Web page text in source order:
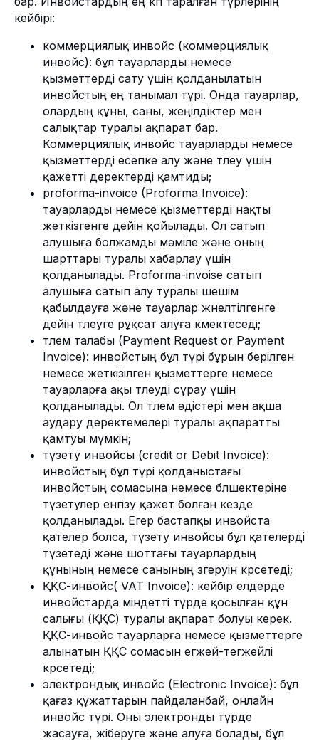
кейбірі:
коммерциялық инвойс (коммерциялық
инвойс): бұл тауарларды немесе
қызметтерді сату үшін қолданылатын
инвойстың ең танымал түрі. Онда тауарлар,
олардың құны, саны, жеңілдіктер мен
салықтар туралы ақпарат бар.
Коммерциялық инвойс тауарларды немесе
қызметтерді есепке алу және төлеу үшін
қажетті деректерді қамтиды;
proforma-invoice (Proforma Invoice):
тауарларды немесе қызметтерді нақты
жеткізгенге дейін қойылады. Ол сатып
алушыға болжамды мәміле және оның
шарттары туралы хабарлау үшін
қолданылады. Proforma-invoise сатып
алушыға сатып алу туралы шешім
қабылдауға және тауарлар жөнелтілгенге
дейін төлеуге рұқсат алуға көмектеседі;
төлем талабы (Payment Request or Payment
Invoice): инвойстың бұл түрі бұрын берілген
немесе жеткізілген қызметтерге немесе
тауарларға ақы төлеуді сұрау үшін
қолданылады. Ол төлем әдістері мен ақша
аудару деректемелері туралы ақпаратты
қамтуы мүмкін;
түзету инвойсы (credit or Debit Invoice):
инвойстың бұл түрі қолданыстағы
инвойстың сомасына немесе бөлшектеріне
түзетулер енгізу қажет болған кезде
қолданылады. Егер бастапқы инвойста
қателер болса, түзету инвойсы бұл қателерді
түзетеді және шоттағы тауарлардың
құнының немесе санының өзгеруін көрсетеді;
ҚҚС-инвойс( VAT Invoice): кейбір елдерде
инвойстарда міндетті түрде қосылған құн
салығы (ҚҚС) туралы ақпарат болуы керек.
ҚҚС-инвойс тауарларға немесе қызметтерге
алынатын ҚҚС сомасын егжей-тегжейлі
көрсетеді;
электрондық инвойс (Electronic Invoice): бұл
қағаз құжаттарын пайдаланбай, онлайн
инвойс түрі. Оны электронды түрде
жасауға, жіберуге және алуға болады, бұл